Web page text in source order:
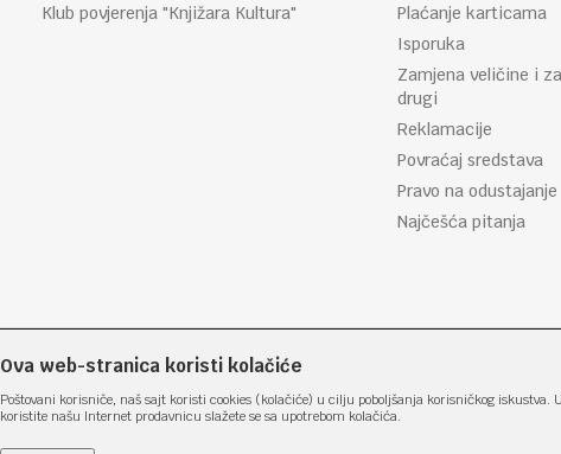
Klub povjerenja "Knjižara Kultura"
Plaćanje karticama
Isporuka
Zamjena veličine i
drugi
Reklamacije
Povraćaj sredstava
Pravo na odustajanje
Najčešća pitanja
Ova web-stranica koristi kolačiće
Poštovani korisniče, naš sajt koristi cookies (kolačiće) u cilju poboljšanja korisničkog iskustva.
koristite našu Internet prodavnicu slažete se sa upotrebom kolačića.